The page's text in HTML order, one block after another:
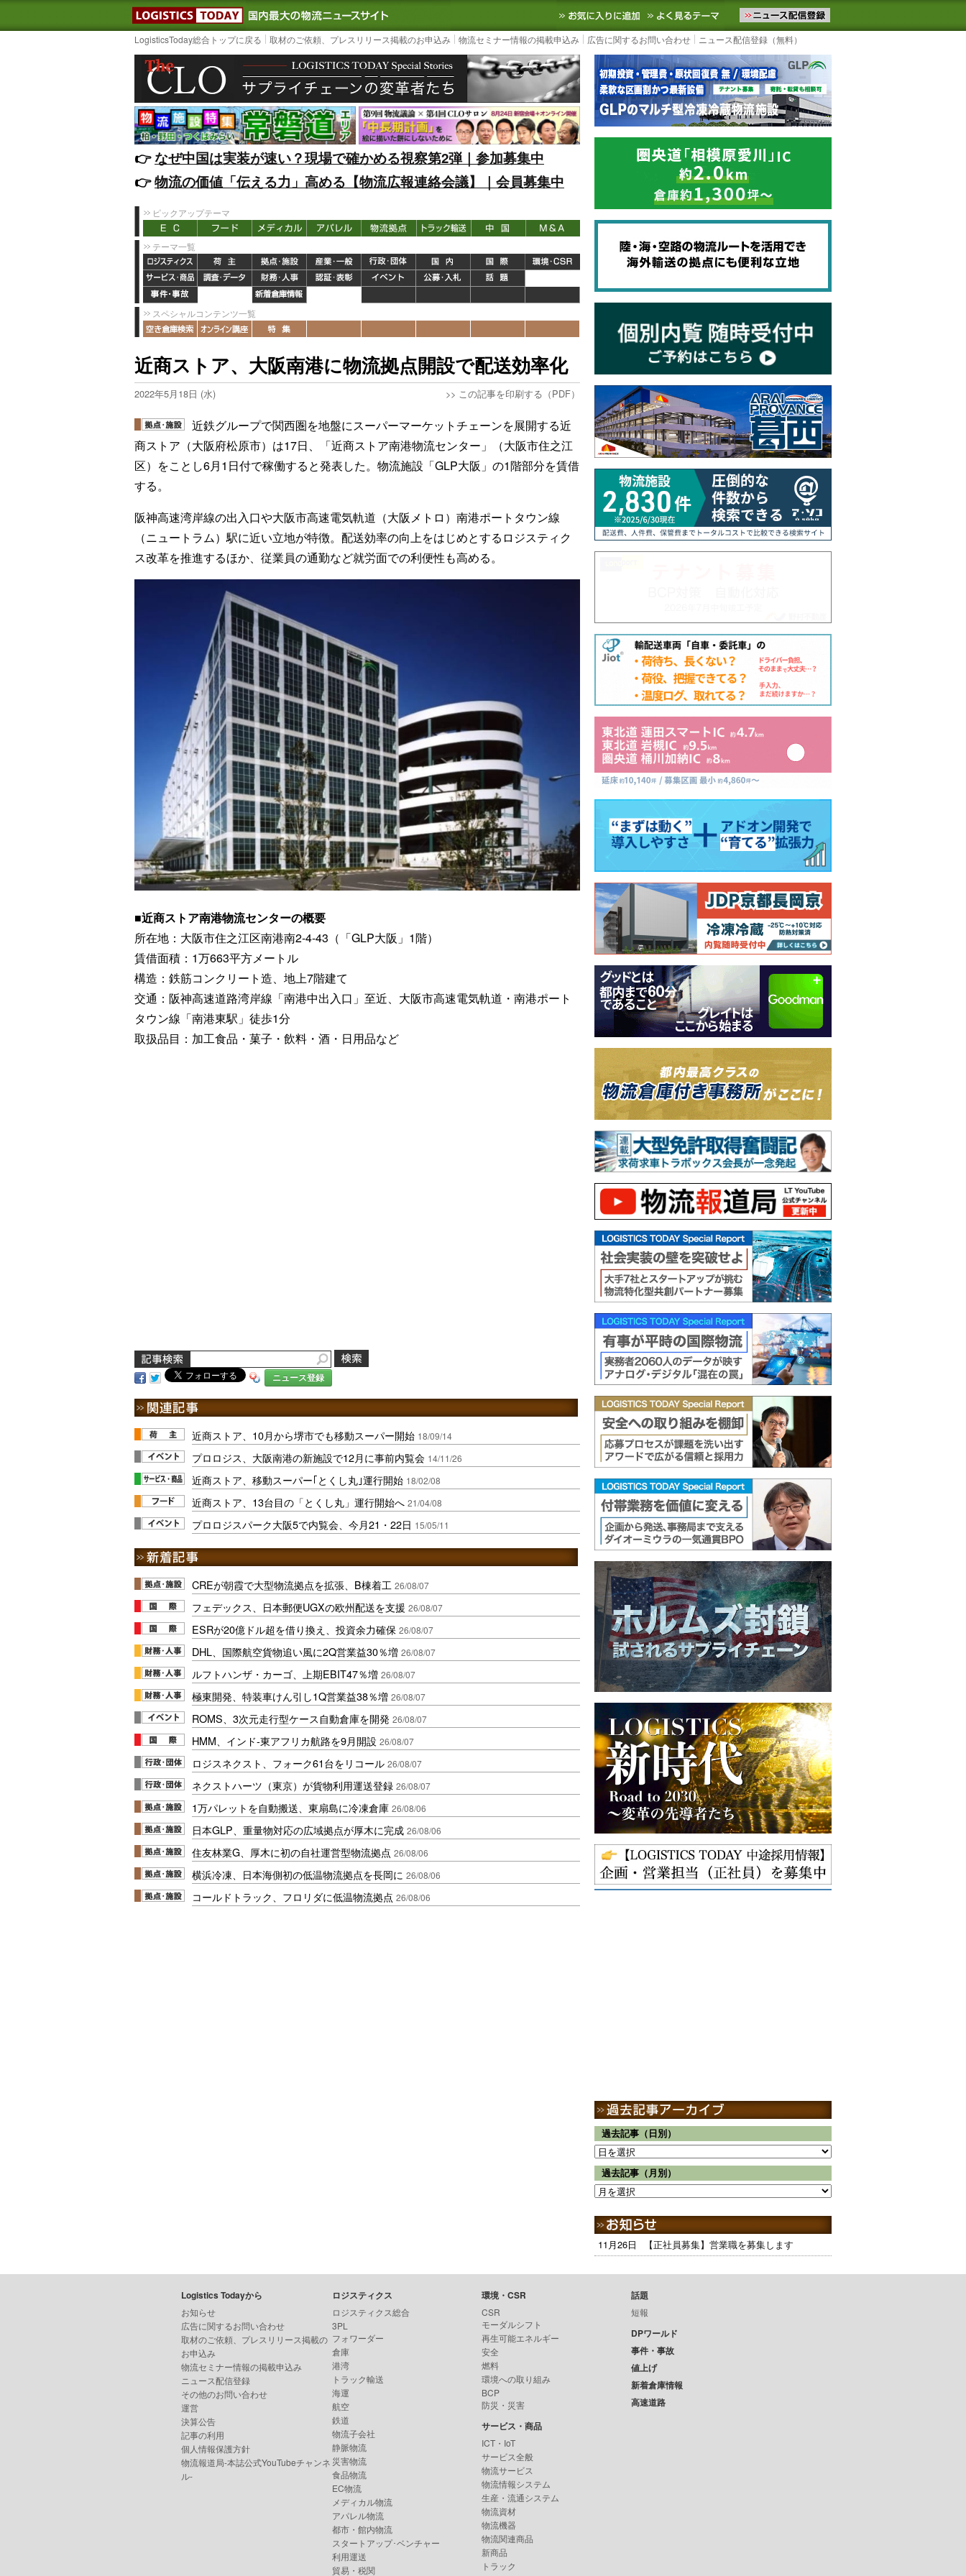
LOGISTICS TODAY｜国内最大の物流ニュースサイト3PL, SCMなど国内外の最新の物流ニュースをお届けします。物流ニュースメール配信を登録す
お気に入りに追加 よく見るテーマ
LogisticsToday総合トップに戻る 取材のご依頼、プレスリリース掲載のお申込み 物流セミナー情報の掲載申込み 広告に関するお問い合わせ ニュース配信登録（無料）
👉️なぜ中国は実装が速い？現場で確かめる視察第2弾｜参加募集中
👉️物流の価値「伝える力」高める【物流広報連絡会議】｜会員募集中
ピックアップテーマ
テーマ一覧
スペシャルコンテンツ一覧
近商ストア、大阪南港に物流拠点開設で配送効率化
2022年5月18日 (水) >> この記事を印刷する（PDF）
近鉄グループで関西圏を地盤にスーパーマーケットチェーンを展開する近
商ストア（大阪府松原市）は17日、「近商ストア南港物流センター」（大阪市住之江
区）をことし6月1日付で稼働すると発表した。物流施設「GLP大阪」の1階部分を賃借
する。
阪神高速湾岸線の出入口や大阪市高速電気軌道（大阪メトロ）南港ポートタウン線
（ニュートラム）駅に近い立地が特徴。配送効率の向上をはじめとするロジスティク
ス改革を推進するほか、従業員の通勤など就労面での利便性も高める。
■近商ストア南港物流センターの概要
所在地：大阪市住之江区南港南2-4-43（「GLP大阪」1階）
賃借面積：1万663平方メートル
構造：鉄筋コンクリート造、地上7階建て
交通：阪神高速道路湾岸線「南港中出入口」至近、大阪市高速電気軌道・南港ポート
タウン線「南港東駅」徒歩1分
取扱品目：加工食品・菓子・飲料・酒・日用品など
ニュース登録
近商ストア、10月から堺市でも移動スーパー開始 18/09/14
プロロジス、大阪南港の新施設で12月に事前内覧会 14/11/26
近商ストア、移動スーパー｢とくし丸｣運行開始 18/02/08
近商ストア、13台目の「とくし丸」運行開始へ 21/04/08
プロロジスパーク大阪5で内覧会、今月21・22日 15/05/11
CREが朝霞で大型物流拠点を拡張、B棟着工 26/08/07
フェデックス、日本郵便UGXの欧州配送を支援 26/08/07
ESRが20億ドル超を借り換え、投資余力確保 26/08/07
DHL、国際航空貨物追い風に2Q営業益30％増 26/08/07
ルフトハンザ・カーゴ、上期EBIT47％増 26/08/07
極東開発、特装車けん引し1Q営業益38％増 26/08/07
ROMS、3次元走行型ケース自動倉庫を開発 26/08/07
HMM、インド-東アフリカ航路を9月開設 26/08/07
ロジスネクスト、フォーク61台をリコール 26/08/07
ネクストハーツ（東京）が貨物利用運送登録 26/08/07
1万パレットを自動搬送、東扇島に冷凍倉庫 26/08/06
日本GLP、重量物対応の広域拠点が厚木に完成 26/08/06
住友林業G、厚木に初の自社運営型物流拠点 26/08/06
横浜冷凍、日本海側初の低温物流拠点を長岡に 26/08/06
コールドトラック、フロリダに低温物流拠点 26/08/06
過去記事（日別）
過去記事（月別）
11月26日 【正社員募集】営業職を募集します
Logistics Todayから
お知らせ
広告に関するお問い合わせ
取材のご依頼、プレスリリース掲載の
お申込み
物流セミナー情報の掲載申込み
ニュース配信登録
その他のお問い合わせ
運営
決算公告
記事の利用
個人情報保護方針
物流報道局-本誌公式YouTubeチャンネ
ル-
ロジスティクス
ロジスティクス総合
3PL
フォワーダー
倉庫
港湾
トラック輸送
海運
航空
鉄道
物流子会社
静脈物流
災害物流
食品物流
EC物流
メディカル物流
アパレル物流
都市・館内物流
スタートアップ･ベンチャー
利用運送
貿易・税関
環境・CSR
CSR
モーダルシフト
再生可能エネルギー
安全
燃料
環境への取り組み
BCP
防災・災害
サービス・商品
ICT・IoT
サービス全般
物流サービス
物流情報システム
生産・流通システム
物流資材
物流機器
物流関連商品
新商品
トラック
話題
短報
DPワールド
事件・事故
値上げ
新着倉庫情報
高速道路